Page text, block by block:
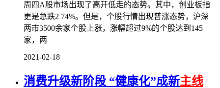
周四A股市场出现了高开低走的态势。其中，创业板指
更是急跌2 74%。但是，个股行情出现普涨态势，沪深
两市3500余家个股上涨，涨幅超过9%的个股达到145
家，两
2021-02-18
消费升级新阶段 “健康化”成新主线